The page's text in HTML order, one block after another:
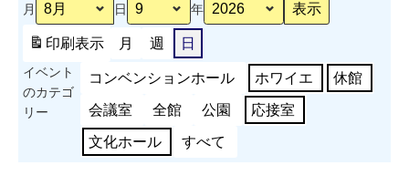
年
事
業
ス
月 日 年
印刷表示 月 週 日
イベント
のカテゴ
リー
コンベンションホール ホワイエ 休館
会議室 全館 公園 応接室
文化ホール すべて